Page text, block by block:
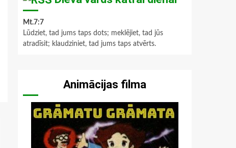
Mt.7:7
Lūdziet, tad jums taps dots; meklējiet, tad jūs
atradīsit; klaudziniet, tad jums taps atvērts.
Animācijas filma